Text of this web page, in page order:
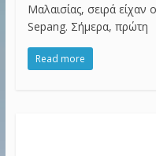
Μαλαισίας, σειρά είχαν
Sepang. Σήμερα, πρώτη
Read more